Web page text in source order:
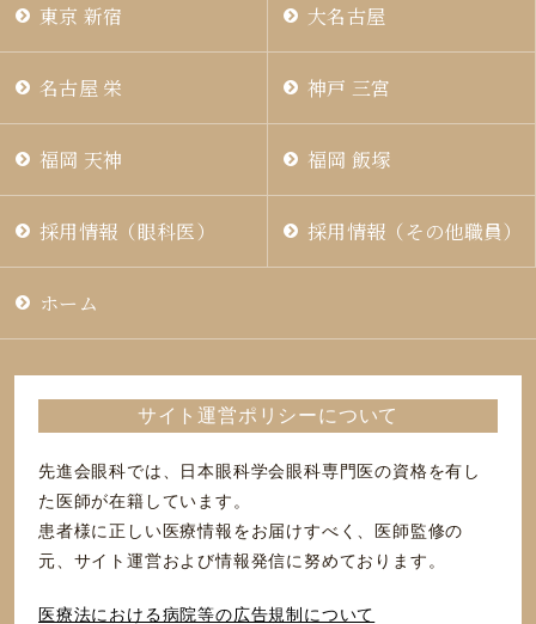
東京 新宿 大名古屋
名古屋 栄 神戸 三宮
福岡 天神 福岡 飯塚
採用情報（眼科医） 採用情報（その他職員）
ホーム
サイト運営ポリシーについて
先進会眼科では、日本眼科学会眼科専門医の資格を有し
た医師が在籍しています。
患者様に正しい医療情報をお届けすべく、医師監修の
元、サイト運営および情報発信に努めております。
医療法における病院等の広告規制について